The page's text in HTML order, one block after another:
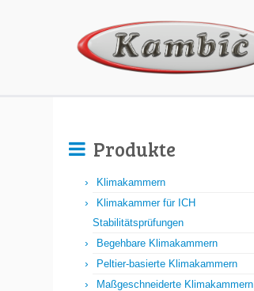
Produkte
Klimakammern
Klimakammer für ICH
Stabilitätsprüfungen
Begehbare Klimakammern
Peltier-basierte Klimakammern
Maßgeschneiderte Klimakammern